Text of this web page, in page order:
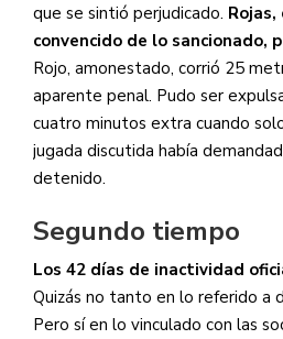
que se sintió perjudicado.
convencido de lo sancionado,
Rojo, amonestado, corrió 25
aparente penal. Pudo ser
cuatro minutos extra cuando
jugada discutida había
detenido.
Segundo tiempo
Los 42 días de inactividad
Quizás no tanto en lo referido a
Pero sí en lo vinculado con las